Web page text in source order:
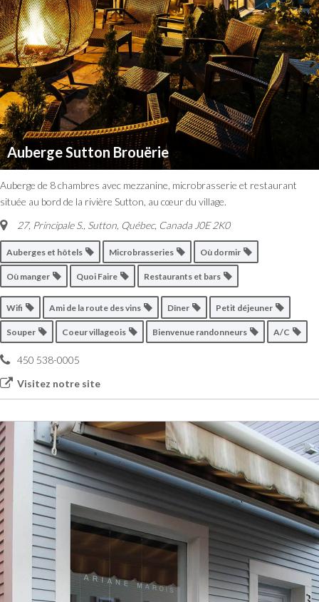
Auberge Sutton Brouërie
Auberge de 8 chambres avec mezzanine, microbrasserie et restaurant
située au bord de la rivière Sutton, au cœur du village.
27, Principale S. Sutton, Québec, Canada J0E 2K0
Auberges et hôtels Microbrasseries Où dormir
Où manger Quoi Faire Restaurants et bars
Wifi Ami de la route des vins Dîner Petit déjeuner
Souper Coeur villageois Bienvenue randonneurs A/C
450 538-0005
Visitez notre site